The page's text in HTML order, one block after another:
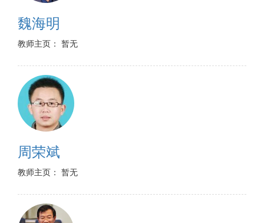
魏海明
教师主页： 暂无
周荣斌
教师主页： 暂无